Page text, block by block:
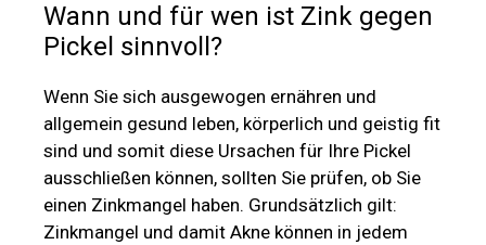
Wann und für wen ist Zink gegen
Pickel sinnvoll?
Wenn Sie sich ausgewogen ernähren und
allgemein gesund leben, körperlich und geistig fit
sind und somit diese Ursachen für Ihre Pickel
ausschließen können, sollten Sie prüfen, ob Sie
einen Zinkmangel haben. Grundsätzlich gilt:
Zinkmangel und damit Akne können in jedem